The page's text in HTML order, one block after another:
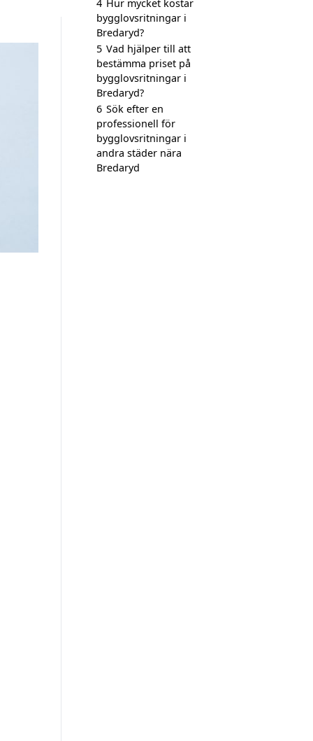
4 Hur mycket kostar
bygglovsritningar i
Bredaryd?
5 Vad hjälper till att
bestämma priset på
bygglovsritningar i
Bredaryd?
6 Sök efter en
professionell för
bygglovsritningar i
andra städer nära
Bredaryd